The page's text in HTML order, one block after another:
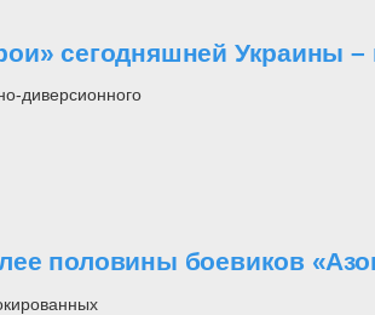
сегодняшней Украины –
диверсионного
половины боевиков